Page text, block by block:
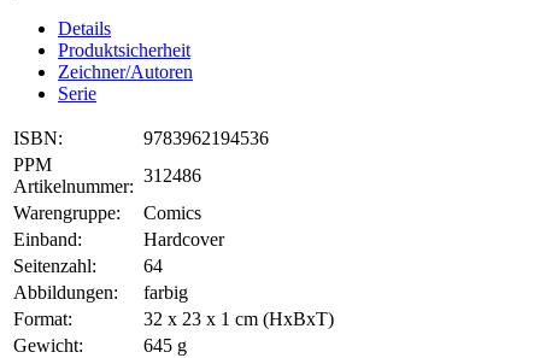
Details
Produktsicherheit
Zeichner/Autoren
Serie
ISBN:
9783962194536
PPM
Artikelnummer:
312486
Warengruppe:
Comics
Einband:
Hardcover
Seitenzahl:
64
Abbildungen:
farbig
Format:
32 x 23 x 1 cm (HxBxT)
Gewicht:
645 g